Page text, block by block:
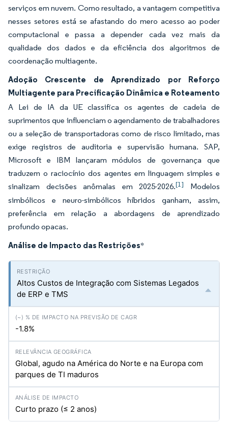
serviços em nuvem. Como resultado, a vantagem competitiva
nesses setores está se afastando do mero acesso ao poder
computacional e passa a depender cada vez mais da
qualidade dos dados e da eficiência dos algoritmos de
coordenação multiagente.
Adoção Crescente de Aprendizado por Reforço
Multiagente para Precificação Dinâmica e Roteamento
A Lei de IA da UE classifica os agentes de cadeia de
suprimentos que influenciam o agendamento de trabalhadores
ou a seleção de transportadoras como de risco limitado, mas
exige registros de auditoria e supervisão humana. SAP,
Microsoft e IBM lançaram módulos de governança que
traduzem o raciocínio dos agentes em linguagem simples e
sinalizam decisões anômalas em 2025-2026.[1]
Modelos
simbólicos e neuro-simbólicos híbridos ganham, assim,
preferência em relação a abordagens de aprendizado
profundo opacas.
Análise de Impacto das Restrições*
Altos Custos de Integração com Sistemas Legados
de ERP e TMS
-1.8%
Global, agudo na América do Norte e na Europa com
parques de TI maduros
Curto prazo (≤ 2 anos)